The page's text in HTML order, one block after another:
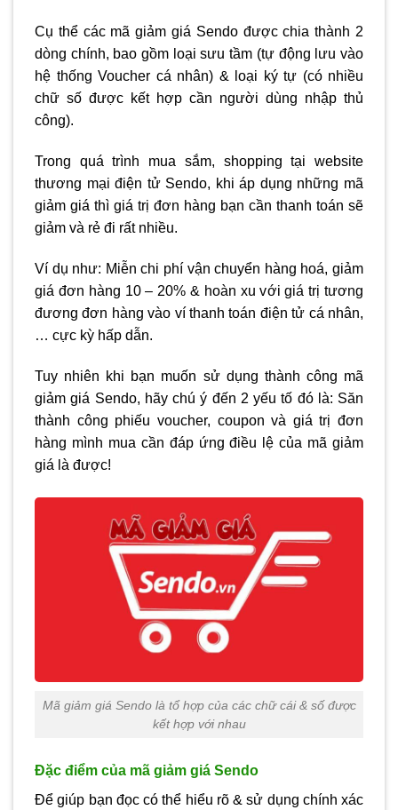
Cụ thể các mã giảm giá Sendo được chia thành 2
dòng chính, bao gồm loại sưu tầm (tự động lưu vào
hệ thống Voucher cá nhân) & loại ký tự (có nhiều
chữ số được kết hợp cần người dùng nhập thủ
công).
Trong quá trình mua sắm, shopping tại website
thương mại điện tử Sendo, khi áp dụng những mã
giảm giá thì giá trị đơn hàng bạn cần thanh toán sẽ
giảm và rẻ đi rất nhiều.
Ví dụ như: Miễn chi phí vận chuyển hàng hoá, giảm
giá đơn hàng 10 – 20% & hoàn xu với giá trị tương
đương đơn hàng vào ví thanh toán điện tử cá nhân,
… cực kỳ hấp dẫn.
Tuy nhiên khi bạn muốn sử dụng thành công mã
giảm giá Sendo, hãy chú ý đến 2 yếu tố đó là: Săn
thành công phiếu voucher, coupon và giá trị đơn
hàng mình mua cần đáp ứng điều lệ của mã giảm
giá là được!
Mã giảm giá Sendo là tổ hợp của các chữ cái & số được
kết hợp với nhau
Đặc điểm của mã giảm giá Sendo
Để giúp bạn đọc có thể hiểu rõ & sử dụng chính xác